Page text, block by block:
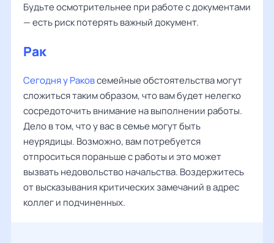
Будьте осмотрительнее при работе с документами
— есть риск потерять важный документ.
Рак
Сегодня у Раковсемейные обстоятельства могут
сложиться таким образом, что вам будет нелегко
сосредоточить внимание на выполнении работы.
Дело в том, что у вас в семье могут быть
неурядицы. Возможно, вам потребуется
отпроситься пораньше с работы и это может
вызвать недовольство начальства. Воздержитесь
от высказывания критических замечаний в адрес
коллег и подчиненных.